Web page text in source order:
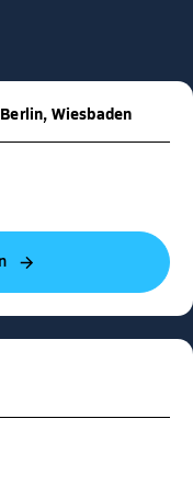
Wiesbaden